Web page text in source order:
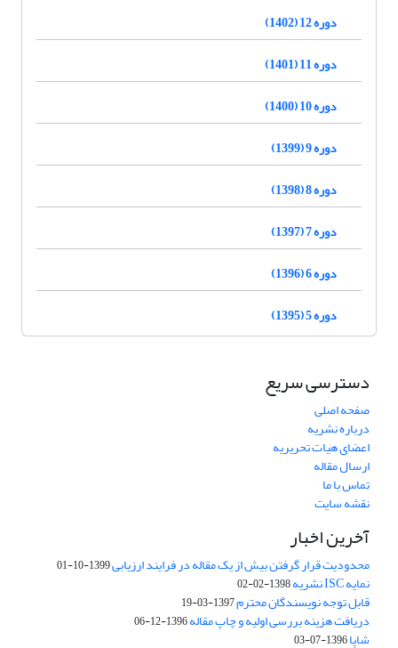
دوره 12 (1402)
دوره 11 (1401)
دوره 10 (1400)
دوره 9 (1399)
دوره 8 (1398)
دوره 7 (1397)
دوره 6 (1396)
دوره 5 (1395)
دسترسی سریع
صفحه اصلی
درباره نشریه
اعضای هیات تحریریه
ارسال مقاله
تماس با ما
نقشه سایت
آخرین اخبار
محدودیت قرار گرفتن بیش از یک مقاله در فرایند ارزیابی1399-10-01
نمایه ISC نشریه 1398-02-02
قابل توجه نویسندگان محترم1397-03-19
دریافت هزینه بررسی اولیه و چاپ مقاله1396-12-06
شاپا1396-07-03